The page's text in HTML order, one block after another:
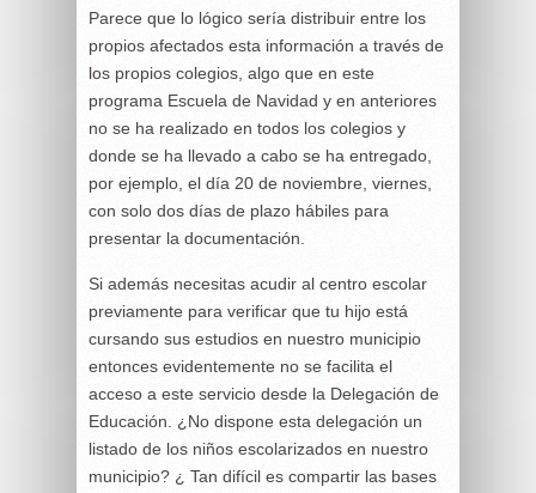
Parece que lo lógico sería distribuir entre los
propios afectados esta información a través de
los propios colegios, algo que en este
programa Escuela de Navidad y en anteriores
no se ha realizado en todos los colegios y
donde se ha llevado a cabo se ha entregado,
por ejemplo, el día 20 de noviembre, viernes,
con solo dos días de plazo hábiles para
presentar la documentación.
Si además necesitas acudir al centro escolar
previamente para verificar que tu hijo está
cursando sus estudios en nuestro municipio
entonces evidentemente no se facilita el
acceso a este servicio desde la Delegación de
Educación. ¿No dispone esta delegación un
listado de los niños escolarizados en nuestro
municipio? ¿ Tan difícil es compartir las bases